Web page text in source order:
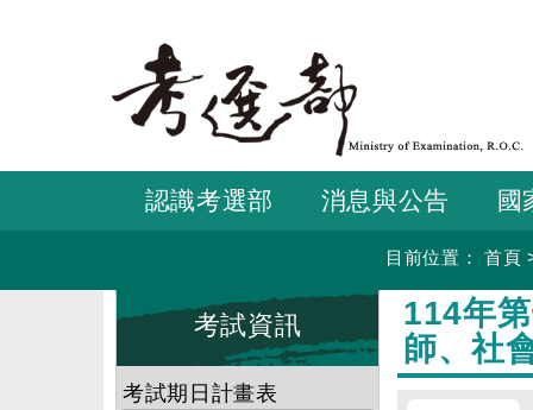
要
容
認識考選部 消息與公告 國
目前位置： 首頁
考試資訊
考試期日計畫表
:::
114年
師、社